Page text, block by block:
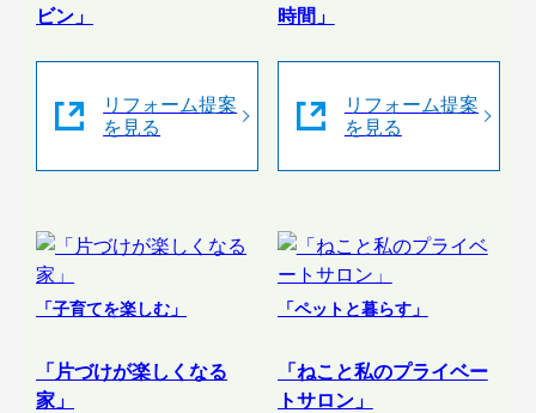
ビン」
リフォーム提案
を見る
時間」
リフォーム提案
を見る
「子育てを楽しむ」
「片づけが楽しくなる
家」
「ペットと暮らす」
「ねこと私のプライベー
トサロン」